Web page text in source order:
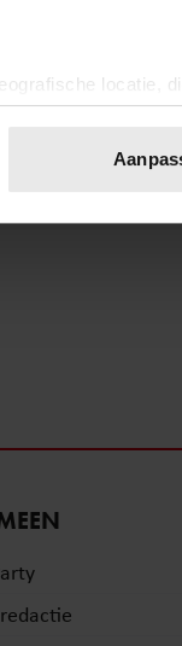
locatie,
actief te scannen
in de